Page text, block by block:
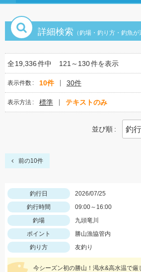
詳細検索 （釣場・釣り方・釣魚が
全19,336件中 121～130件を表示
表示件数 10件 30件
表示方法 標準 テキストのみ
並び順
前の10件
釣行日
2026/07/25
釣行時間
09:00～16:00
釣場
九頭竜川
ポイント
勝山漁協管内
釣り方
友釣り